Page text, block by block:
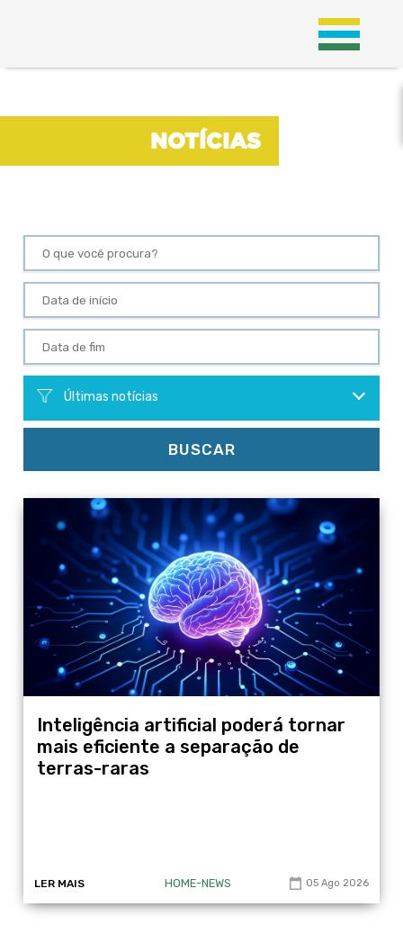
NOTÍCIAS
NOTÍCIAS
Últimas notícias
BUSCAR
Inteligência artificial poderá tornar
mais eficiente a separação de
terras-raras
LER MAIS HOME-NEWS 05 Ago 2026